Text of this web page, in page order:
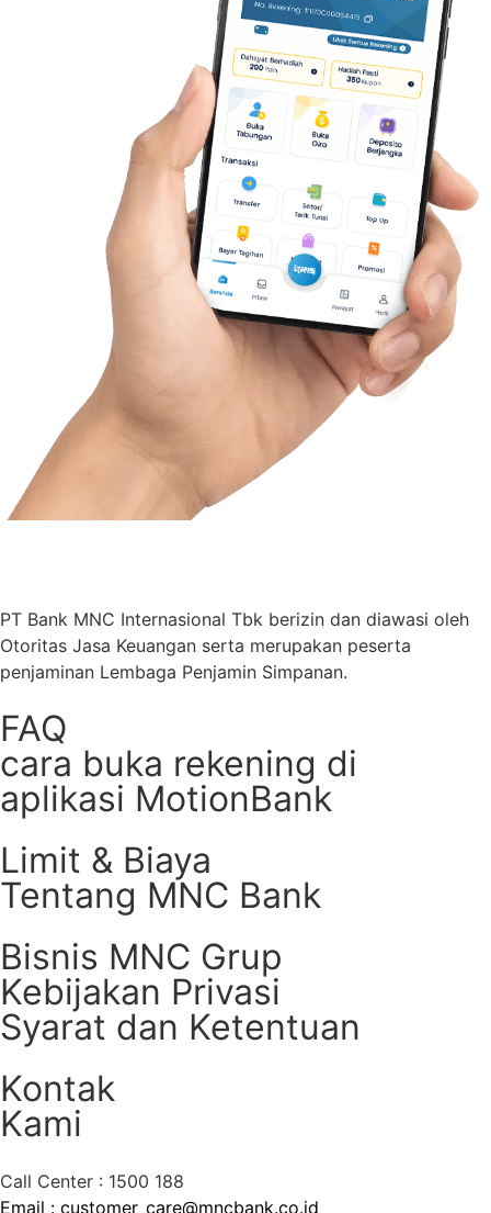
PT Bank MNC Internasional Tbk berizin dan diawasi oleh
Otoritas Jasa Keuangan serta merupakan peserta
penjaminan Lembaga Penjamin Simpanan.
FAQ
cara buka rekening di
aplikasi MotionBank
Limit & Biaya
Tentang MNC Bank
Bisnis MNC Grup
Kebijakan Privasi
Syarat dan Ketentuan
Kontak
Kami
Call Center : 1500 188
Email : customer_care@mncbank.co.id